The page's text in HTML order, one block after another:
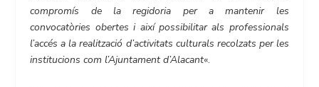
compromís de la regidoria per a mantenir les
convocatòries obertes i així possibilitar als professionals
l’accés a la realització d’activitats culturals recolzats per les
institucions com l’Ajuntament d’Alacant«.